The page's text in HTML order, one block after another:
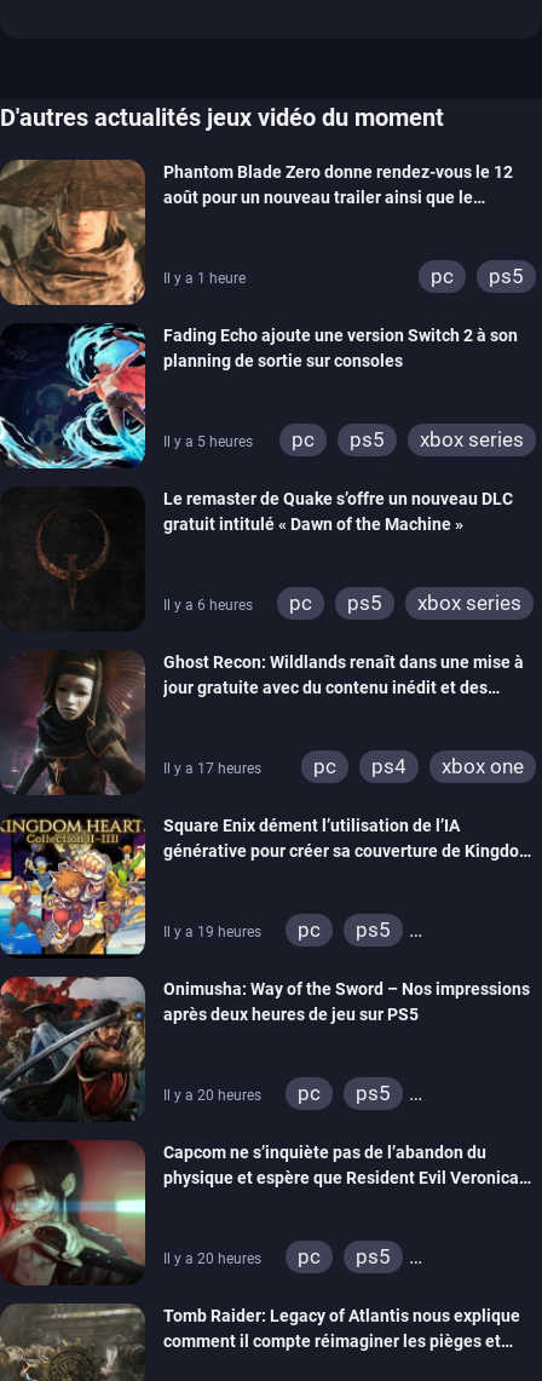
D'autres actualités jeux vidéo du moment
Phantom Blade Zero donne rendez-vous le 12
août pour un nouveau trailer ainsi que le
Il y a 1 heure pc ps5
Fading Echo ajoute une version Switch 2 à son
planning de sortie sur consoles
Il y a 5 heures pc ps5 xbox series
Le remaster de Quake s’offre un nouveau DLC
gratuit intitulé « Dawn of the Machine »
Il y a 6 heures pc ps5
xbox series
xbox one
nintendo 64
Ghost Recon: Wildlands renaît dans une mise à
jour gratuite avec du contenu inédit et des
Il y a 17 heures pc ps4 xbox one
Square Enix dément l’utilisation de l’IA
générative pour créer sa couverture de Kingdom
Il y a 19 heures pc
ps5
Onimusha: Way of the Sword – Nos impressions
après deux heures de jeu sur PS5
Il y a 20 heures pc
ps5
Capcom ne s’inquiète pas de l’abandon du
physique et espère que Resident Evil Veronica
Il y a 20 heures pc
ps5
Tomb Raider: Legacy of Atlantis nous explique
comment il compte réimaginer les pièges et